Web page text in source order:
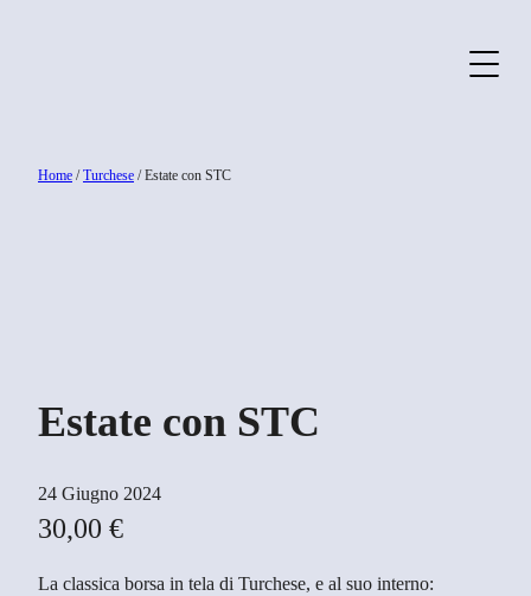
Home /Turchese / Estate con STC
Estate con STC
24 Giugno 2024
30,00 €
La classica borsa in tela di Turchese, e al suo interno: